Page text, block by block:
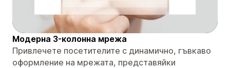
Модерна 3-колонна мрежа
Привлечете посетителите с динамично, гъвкаво
оформление на мрежата, представяйки